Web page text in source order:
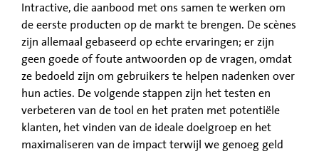
Intractive, die aanbood met ons samen te werken om
de eerste producten op de markt te brengen. De scènes
zijn allemaal gebaseerd op echte ervaringen; er zijn
geen goede of foute antwoorden op de vragen, omdat
ze bedoeld zijn om gebruikers te helpen nadenken over
hun acties. De volgende stappen zijn het testen en
verbeteren van de tool en het praten met potentiële
klanten, het vinden van de ideale doelgroep en het
maximaliseren van de impact terwijl we genoeg geld